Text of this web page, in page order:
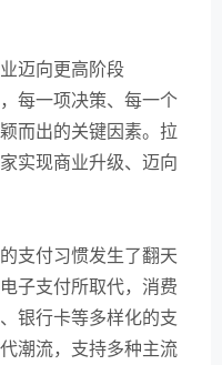
迈向更高阶段
每一项决策、每一个
而出的关键因素。拉
实现商业升级、迈向
支付习惯发生了翻天
子支付所取代，消费
银行卡等多样化的支
潮流，支持多种主流